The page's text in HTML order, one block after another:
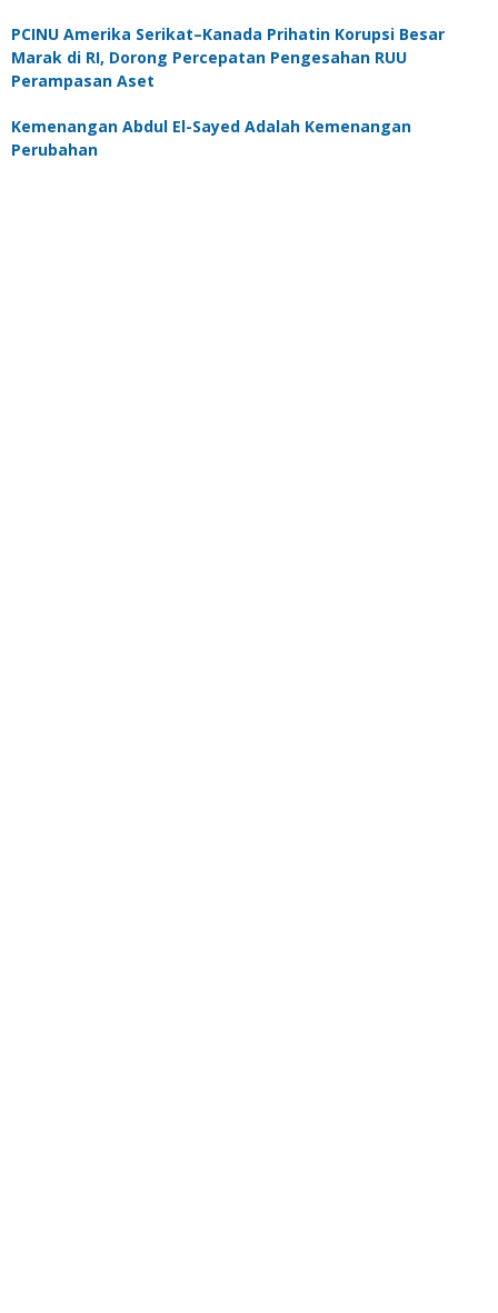
PCINU Amerika Serikat–Kanada Prihatin Korupsi Besar
Marak di RI, Dorong Percepatan Pengesahan RUU
Perampasan Aset
Kemenangan Abdul El-Sayed Adalah Kemenangan
Perubahan